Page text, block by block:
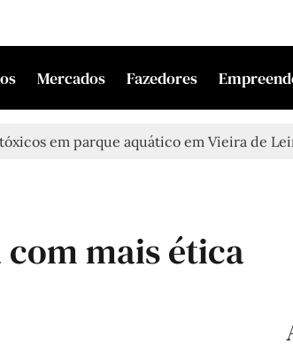
Mercados Fazedores
parque aquático em Vieira de Leiria
mais ética